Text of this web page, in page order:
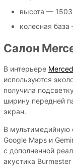
высота —
колесная
Салон
В интерьере
используются
получила
ширину передней
экран.
В мультимедийную
Google Maps и
с дополненной
акустика